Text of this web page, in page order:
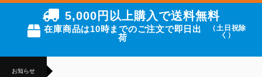
5,000円以上購入で送料無料
在庫商品は10時までのご注文で即日出
荷
（土日祝除
く）
お知らせ